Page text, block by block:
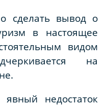
сделать вывод о
в настоящее
видом
на
недостаток